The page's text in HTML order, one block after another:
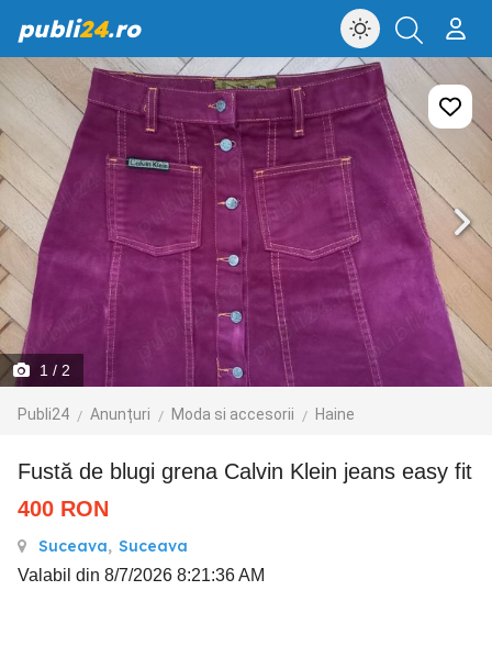
publi24.ro
1 / 2
Publi24 Anunțuri Moda si accesorii Haine
Fustă de blugi grena Calvin Klein jeans easy fit
400 RON
Suceava, Suceava
Valabil din 8/7/2026 8:21:36 AM